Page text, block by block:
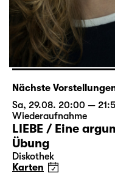
Nächste
Sa, 29.08. 20:00 —
Wiederaufnahme
LIEBE / Eine
Übung
Diskothek
Karten